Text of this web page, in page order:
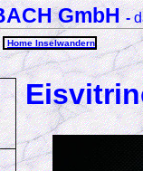
GmbH-
Home Inselwandern